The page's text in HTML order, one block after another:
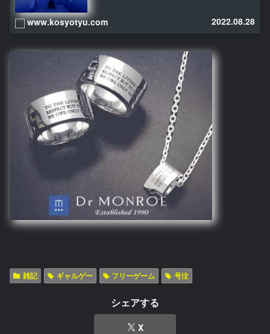
www.kosyotyu.com 2022.08.28
雑記 ギャルゲー フリーゲーム 号泣
シェアする
X